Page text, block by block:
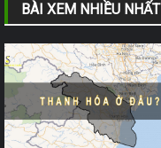
BÀI XEM NHIỀU NHẤT